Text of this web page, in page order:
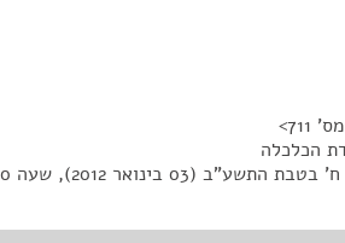
הכלכלה
(03 בינואר 2012), שעה 13:00